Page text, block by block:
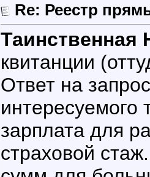
Re: Реестр
Таинственная
квитанции
Ответ на
интересуемого
зарплата для
страховой стаж.